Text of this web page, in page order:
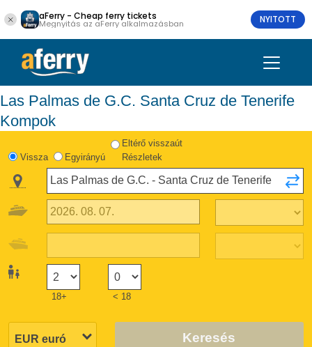
aFerry - Cheap ferry tickets
Megnyitás az aFerry alkalmazásban NYITOTT
Las Palmas de G.C. Santa Cruz de Tenerife
Kompok
Vissza Egyirányú
Eltérő visszaút
Részletek
18+ < 18
Keresés